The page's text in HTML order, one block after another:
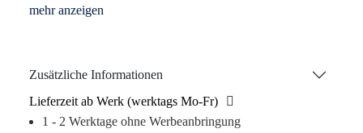
unvergleichliches Schreiberlebnis. Die hochwertige Mine
Funktionalität legen. Erleben Sie das Gefühl von Qualität,
die man sehen und fühlen kann.
Zusätzliche Informationen
Lieferzeit ab Werk (werktags Mo-Fr)
1 - 2 Werktage ohne Werbeanbringung